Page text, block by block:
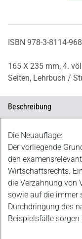
ISBN 978-3-8114-
165 X 235 mm, 4.
Seiten, Lehrbuch /
Beschreibung
Beschreibung
Die Neuauflage:
Der vorliegende
den
Wirtschaftsrechts.
die Verzahnung von
sowie auf die immer
Durchdringung des
Beispielsfälle